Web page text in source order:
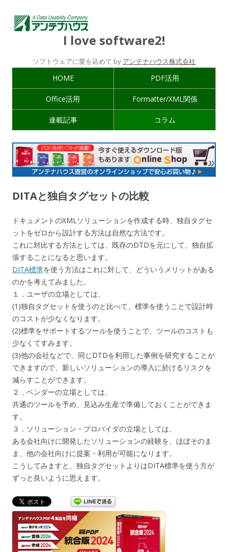
I love software2!
ソフトウェアに愛を込めて by アンテナハウス株式会社
HOME PDF活用
Office活用 Formatter/XML関係
連載記事 コラム
DITAと独自タグセットの比較
ドキュメントのXMLソリューションを作成する時、独自タグセ
ットをゼロから設計する方法は自然な方法です。
これに対比する方法としては、既存のDTDを元にして、独自拡
張することになると思います。
DITA標準を使う方法はこれに対して、どういうメリットがある
のかを考えてみました。
１．ユーザの立場としては、
(1)独自タグセットを使うのと比べて、標準を使うことで設計時
のコストが少なくなります。
(2)標準をサポートするツールを使うことで、ツールのコストも
少なくてすみます。
(3)他の会社などで、同じDTDを利用した事例を研究することが
できますので、新しいソリューションの導入に於けるリスクを
減らすことができます。
２．ベンダーの立場としては、
共通のツールを予め、見込み生産で準備しておくことができま
す。
３．ソリューション・プロバイダの立場としては、
ある会社向けに開発したソリューションの経験を、ほぼそのま
ま、他の会社向けに提案・利用が可能になります。
こうしてみますと、独自タグセットよりはDITA標準を使う方が
ずっと良いように思えます。